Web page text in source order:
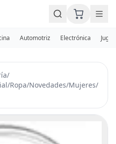
Automotriz Electrónica
/
/Ropa/Novedades/Mujeres/